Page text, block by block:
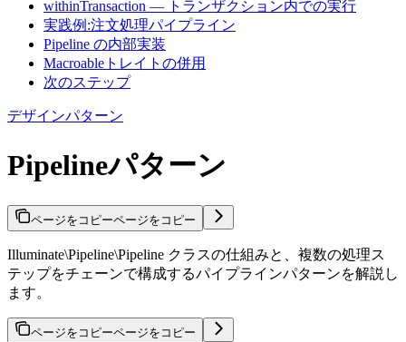
withinTransaction — トランザクション内での実行
実践例:注文処理パイプライン
Pipeline の内部実装
Macroableトレイトの併用
次のステップ
デザインパターン
Pipelineパターン
ページをコピーページをコピー
Illuminate\Pipeline\Pipeline クラスの仕組みと、複数の処理ス
テップをチェーンで構成するパイプラインパターンを解説し
ます。
ページをコピーページをコピー